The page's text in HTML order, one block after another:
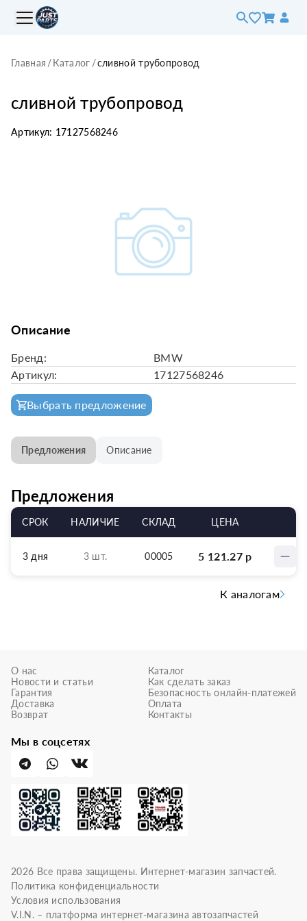
Главная /Каталог /сливной трубопровод
сливной трубопровод
Артикул: 17127568246
Описание
Бренд:
BMW
Артикул:
17127568246
Выбрать предложение
Предложения Описание
Предложения
СРОК НАЛИЧИЕ СКЛАД ЦЕНА
3 дня 3 шт. 00005 5 121.27р
К аналогам
О нас
Новости и статьи
Гарантия
Доставка
Возврат
Каталог
Как сделать заказ
Безопасность онлайн-платежей
Оплата
Контакты
Мы в соцсетях
2026 Все права защищены. Интернет-магазин запчастей.
Политика конфиденциальности
Условия использования
V.I.N. – платформа интернет-магазина автозапчастей